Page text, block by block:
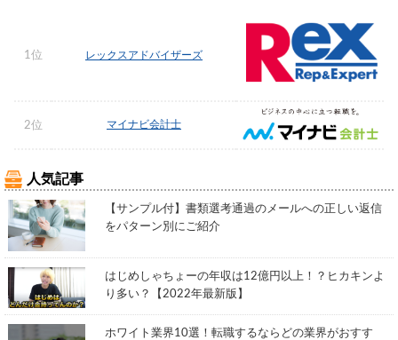
1位 レックスアドバイザーズ
2位 マイナビ会計士
人気記事
【サンプル付】書類選考通過のメールへの正しい返信
をパターン別にご紹介
はじめしゃちょーの年収は12億円以上！？ヒカキンよ
り多い？【2022年最新版】
ホワイト業界10選！転職するならどの業界がおすす